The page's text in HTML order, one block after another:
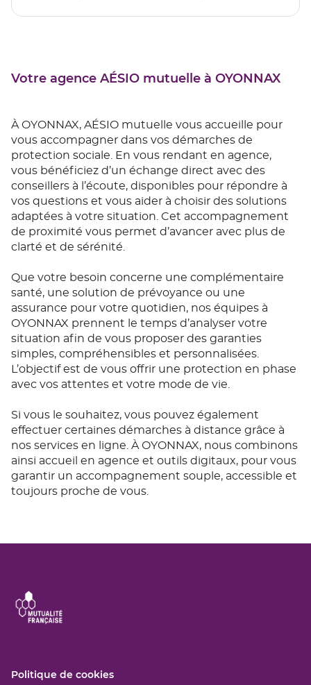
Votre agence AÉSIO mutuelle à OYONNAX
À OYONNAX, AÉSIO mutuelle vous accueille pour
vous accompagner dans vos démarches de
protection sociale. En vous rendant en agence,
vous bénéficiez d’un échange direct avec des
conseillers à l’écoute, disponibles pour répondre à
vos questions et vous aider à choisir des solutions
adaptées à votre situation. Cet accompagnement
de proximité vous permet d’avancer avec plus de
clarté et de sérénité.
Que votre besoin concerne une complémentaire
santé, une solution de prévoyance ou une
assurance pour votre quotidien, nos équipes à
OYONNAX prennent le temps d’analyser votre
situation afin de vous proposer des garanties
simples, compréhensibles et personnalisées.
L’objectif est de vous offrir une protection en phase
avec vos attentes et votre mode de vie.
Si vous le souhaitez, vous pouvez également
effectuer certaines démarches à distance grâce à
nos services en ligne. À OYONNAX, nous combinons
ainsi accueil en agence et outils digitaux, pour vous
garantir un accompagnement souple, accessible et
toujours proche de vous.
Politique de cookies(ouvre